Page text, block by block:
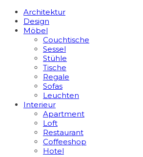
Architektur
Design
Möbel
Couchtische
Sessel
Stühle
Tische
Regale
Sofas
Leuchten
Interieur
Apart­ment
Loft
Restaurant
Coffeeshop
Hotel